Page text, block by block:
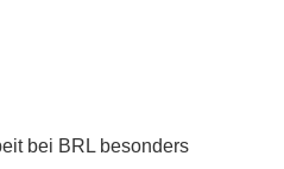
bei BRL besonders